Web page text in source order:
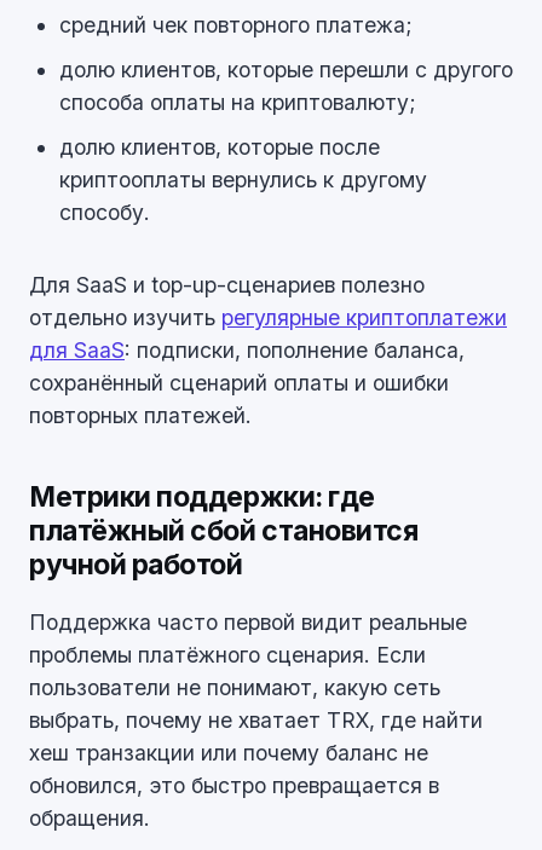
средний чек повторного платежа;
долю клиентов, которые перешли с другого
способа оплаты на криптовалюту;
долю клиентов, которые после
криптооплаты вернулись к другому
способу.
Для SaaS и top-up-сценариев полезно
отдельно изучить регулярные криптоплатежи
для SaaS: подписки, пополнение баланса,
сохранённый сценарий оплаты и ошибки
повторных платежей.
Метрики поддержки: где
платёжный сбой становится
ручной работой
Поддержка часто первой видит реальные
проблемы платёжного сценария. Если
пользователи не понимают, какую сеть
выбрать, почему не хватает TRX, где найти
хеш транзакции или почему баланс не
обновился, это быстро превращается в
обращения.